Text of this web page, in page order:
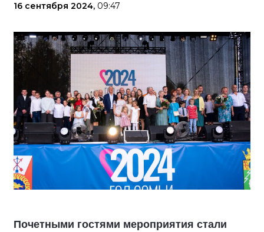
16 сентября 2024, 09:47
Почетными гостями мероприятия стали